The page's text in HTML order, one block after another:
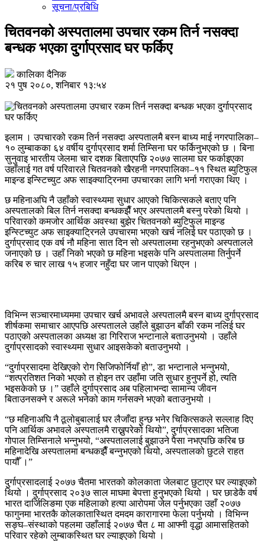
सूचना/प्रबिधि
चितवनको अस्पतालमा उपचार रकम तिर्न नसक्दा
बन्धक भएका दुर्गाप्रसाद घर फर्किए
कालिका दैनिक
२१ पुष २०८०, शनिबार १३:५४
इलाम । उपचारको रकम तिर्न नसक्दा अस्पतालमै बस्न बाध्य माई नगरपालिका–
१० लुम्बाकका ६४ वर्षीय दुर्गाप्रसाद शर्मा तिम्सिना घर फर्किनुभएको छ । बिना
सुनुवाइ भारतीय जेलमा चार दशक बिताएपछि २०७७ सालमा घर फर्काइएका
उहाँलाई गत वर्ष परिवारले चितवनको खैरहनी नगरपालिका–११ स्थित ब्युटिफुल
माइन्ड इन्स्टिच्युट अफ साइक्याट्रिनमा उपचारका लागि भर्ना गराएका थिए ।
छ महिनाअघि नै उहाँको स्वास्थ्यमा सुधार आएको चिकित्सकले बताए पनि
अस्पतालको बिल तिर्न नसक्दा बन्धकझैँ भएर अस्पतालमै बस्नु परेको थियो ।
परिवारको कमजोर आर्थिक अवस्था बुझेर चितवनको ब्युटिफुल माइन्ड
इन्स्टिच्युट अफ साइक्याट्रिनले उपचारमा भएको खर्च नलिई घर पठाएको छ ।
दुर्गाप्रसाद एक वर्ष नौ महिना सात दिन सो अस्पतालमा रहनुभएको अस्पतालले
जनाएको छ । उहाँ निको भएको छ महिना भइसके पनि अस्पतालमा तिर्नुपर्ने
करिब रु चार लाख १५ हजार नहुँदा घर जान पाएको थिएन ।
विभिन्न सञ्चारमाध्यममा उपचार खर्च अभावले अस्पतालमै बस्न बाध्य दुर्गाप्रसाद
शीर्षकमा समाचार आएपछि अस्पतालले उहाँले बुझाउन बाँकी रकम नलिई घर
पठाएको अस्पतालका अध्यक्ष डा गिरिराज भन्टानाले बताउनुभयो । उहाँले
दुर्गाप्रसादको स्वास्थ्यमा सुधार आइसकेको बताउनुभयो ।
“दुर्गाप्रसादमा देखिएको रोग सिजिफोर्नियाँ हो”, डा भन्टानाले भन्नुभयो,
“शत्प्रतिशत निको भएको त होइन तर उहाँमा जति सुधार हुनुपर्ने हो, त्यति
भइसकेको छ ।” उहाँले दुर्गाप्रसाद अब पहिलाभन्दा सामान्य जीवन
बिताउनसक्ने र अरूले भनेको काम गर्नसक्ने भएको बताउनुभयो ।
“छ महिनाअघि नै ठूलोबुबालाई घर लैजाँदा हुन्छ भनेर चिकित्सकले सल्लाह दिए
पनि आर्थिक अभावले अस्पतालमै राख्नुपरेको थियो”, दुर्गाप्रसादका भतिजा
गोपाल तिम्सिनाले भन्नुभयो, “अस्पताललाई बुझाउने पैसा नभएपछि करिब छ
महिनादेखि अस्पतालमा बन्धकझैँ बन्नुभएको थियो, अस्पतालको छुटले राहत
पायौँ ।”
दुर्गाप्रसादलाई २०७७ चैतमा भारतको कोलकाता जेलबाट छुटाएर घर ल्याइएको
थियो । दुर्गाप्रसाद २०३७ साल माघमा बेपत्ता हुनुभएको थियो । घर छाडेकै वर्ष
भारत दार्जिलिङमा एक महिलाको हत्या आरोपमा जेल पर्नुभएका उहाँ २०७७
फागुनमा भारतकै कोलकातास्थित दमदम कारागारमा फेला पर्नुभयो । विभिन्न
सङ्घ–संस्थाको पहलमा उहाँलाई २०७७ चैत ८ मा आफ्नी वृद्धा आमासहितको
परिवार रहेको लुम्बाकस्थित घर ल्याइएको थियो ।